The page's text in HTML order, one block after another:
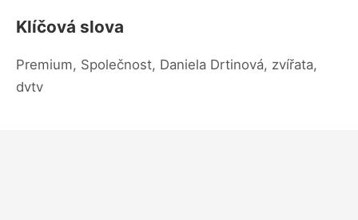
Klíčová slova
Premium, Společnost, Daniela Drtinová, zvířata,
dvtv